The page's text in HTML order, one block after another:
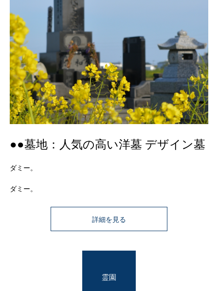
●●墓地：人気の高い洋墓 デザイン墓
ダミー。
ダミー。
詳細を見る
霊園